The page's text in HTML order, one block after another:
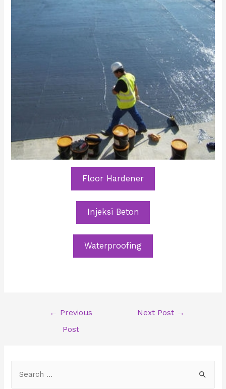
Floor Hardener
Injeksi Beton
Waterproofing
Post
navigation
← Previous
Post
Next Post →